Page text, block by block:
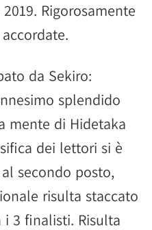
Rigorosamente
da Sekiro:
splendido
mente di Hidetaka
dei lettori si è
secondo posto,
risulta staccato
3 finalisti. Risulta